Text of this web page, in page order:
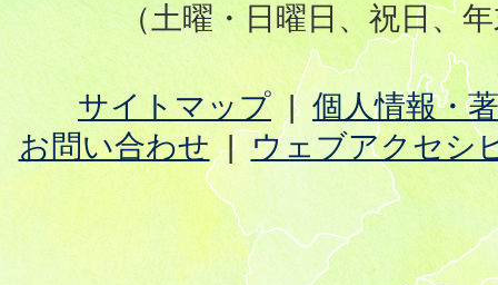
（土曜・日曜日、祝日、
サイトマップ
個人情報・
お問い合わせ
ウェブアクセシ